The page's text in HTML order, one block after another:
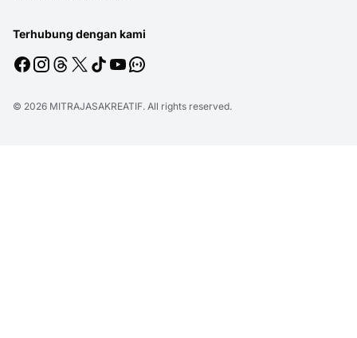
Terhubung dengan kami
© 2026 MITRAJASAKREATIF. All rights reserved.